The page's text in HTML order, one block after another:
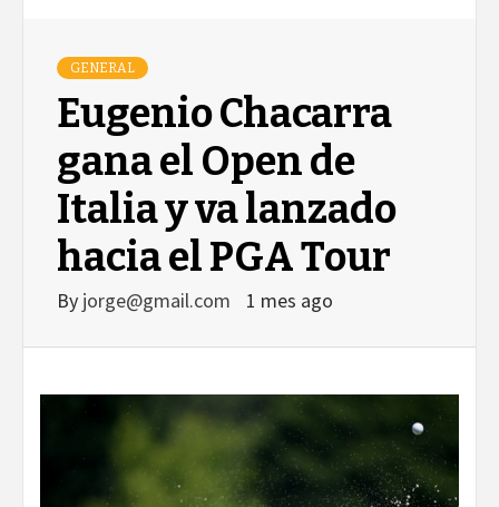
GENERAL
Eugenio Chacarra
gana el Open de
Italia y va lanzado
hacia el PGA Tour
By jorge@gmail.com 1 mes ago